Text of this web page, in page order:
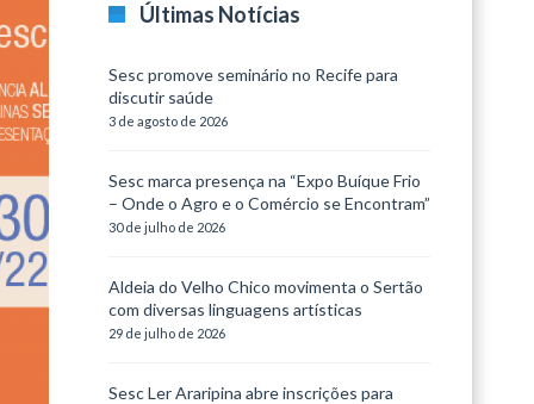
Últimas Notícias
Sesc promove seminário no Recife para
discutir saúde
3 de agosto de 2026
Sesc marca presença na “Expo Buíque Frio
– Onde o Agro e o Comércio se Encontram”
30 de julho de 2026
Aldeia do Velho Chico movimenta o Sertão
com diversas linguagens artísticas
29 de julho de 2026
Sesc Ler Araripina abre inscrições para